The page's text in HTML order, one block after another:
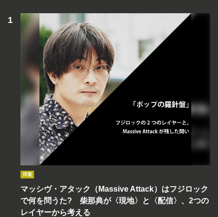
洋楽
マッシヴ・アタック（Massive Attack）はフジロック
で何を問うた? 柴那典が〈現地〉と〈配信〉、2つの
レイヤーから考える